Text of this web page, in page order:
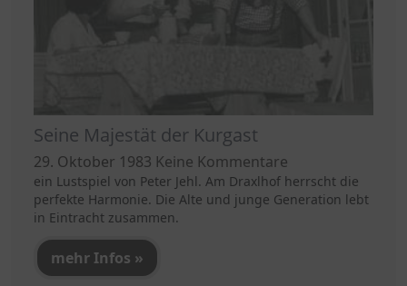
Seine Majestät der Kurgast
29. Oktober 1983 Keine Kommentare
ein Lustspiel von Peter Jehl. Am Draxlhof herrscht die
perfekte Harmonie. Die Alte und junge Generation lebt
in Eintracht zusammen.
mehr Infos »